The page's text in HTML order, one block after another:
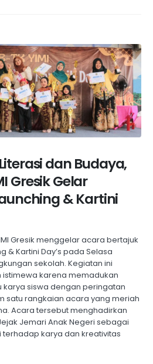
dan Budaya,
Gresik Gelar
& Kartini
Gresik menggelar acara bertajuk
& Kartini Day’s pada Selasa
sekolah. Kegiatan ini
karena memadukan
karya siswa dengan peringatan
satu rangkaian acara yang meriah
Acara tersebut menghadirkan
Jemari Anak Negeri sebagai
karya dan kreativitas